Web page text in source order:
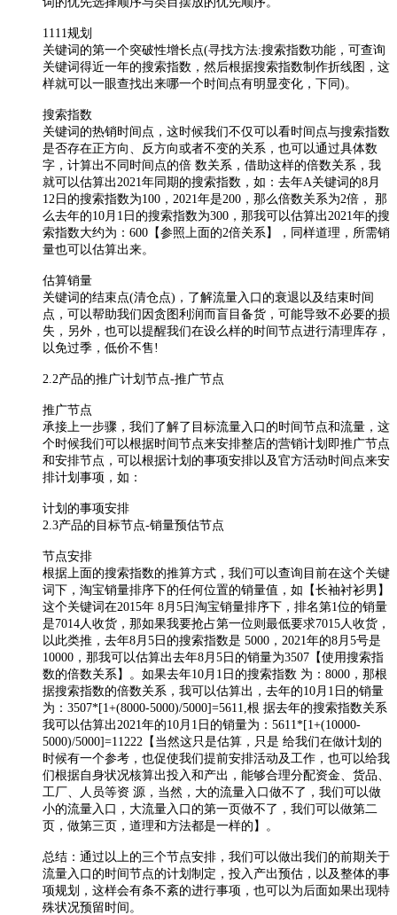
1111规划
关键词的第一个突破性增长点(寻找方法:搜索指数功能，可查询
关键词得近一年的搜索指数，然后根据搜索指数制作折线图，这
样就可以一眼查找出来哪一个时间点有明显变化，下同)。
搜索指数
关键词的热销时间点，这时候我们不仅可以看时间点与搜索指数
是否存在正方向、反方向或者不变的关系，也可以通过具体数
字，计算出不同时间点的倍 数关系，借助这样的倍数关系，我
就可以估算出2021年同期的搜索指数，如：去年A关键词的8月
12日的搜索指数为100，2021年是200，那么倍数关系为2倍， 那
么去年的10月1日的搜索指数为300，那我可以估算出2021年的搜
索指数大约为：600【参照上面的2倍关系】，同样道理，所需销
量也可以估算出来。
估算销量
关键词的结束点(清仓点)，了解流量入口的衰退以及结束时间
点，可以帮助我们因贪图利润而盲目备货，可能导致不必要的损
失，另外，也可以提醒我们在设么样的时间节点进行清理库存，
以免过季，低价不售!
2.2产品的推广计划节点-推广节点
推广节点
承接上一步骤，我们了解了目标流量入口的时间节点和流量，这
个时候我们可以根据时间节点来安排整店的营销计划即推广节点
和安排节点，可以根据计划的事项安排以及官方活动时间点来安
排计划事项，如：
计划的事项安排
2.3产品的目标节点-销量预估节点
节点安排
根据上面的搜索指数的推算方式，我们可以查询目前在这个关键
词下，淘宝销量排序下的任何位置的销量值，如【长袖衬衫男】
这个关键词在2015年 8月5日淘宝销量排序下，排名第1位的销量
是7014人收货，那如果我要抢占第一位则最低要求7015人收货，
以此类推，去年8月5日的搜索指数是 5000，2021年的8月5号是
10000，那我可以估算出去年8月5日的销量为3507【使用搜索指
数的倍数关系】。如果去年10月1日的搜索指数 为：8000，那根
据搜索指数的倍数关系，我可以估算出，去年的10月1日的销量
为：3507*[1+(8000-5000)/5000]=5611,根 据去年的搜索指数关系
我可以估算出2021年的10月1日的销量为：5611*[1+(10000-
5000)/5000]=11222【当然这只是估算，只是 给我们在做计划的
时候有一个参考，也促使我们提前安排活动及工作，也可以给我
们根据自身状况核算出投入和产出，能够合理分配资金、货品、
工厂、人员等资 源，当然，大的流量入口做不了，我们可以做
小的流量入口，大流量入口的第一页做不了，我们可以做第二
页，做第三页，道理和方法都是一样的】。
总结：通过以上的三个节点安排，我们可以做出我们的前期关于
流量入口的时间节点的计划制定，投入产出预估，以及整体的事
项规划，这样会有条不紊的进行事项，也可以为后面如果出现特
殊状况预留时间。